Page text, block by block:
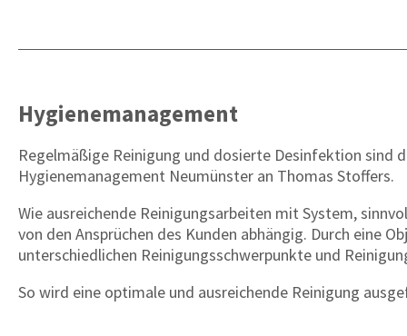
Hygienemanagement
Regelmäßige Reinigung und dosierte Desinfektion sind
Hygienemanagement Neumünster an Thomas Stoffers.
Wie ausreichende Reinigungsarbeiten mit System,
von den Ansprüchen des Kunden abhängig. Durch eine
unterschiedlichen Reinigungsschwerpunkte und
So wird eine optimale und ausreichende Reinigung